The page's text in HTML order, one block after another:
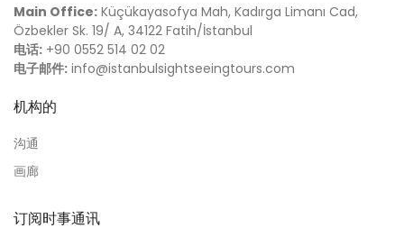
Main Office: Küçükayasofya Mah, Kadırga Limanı Cad,
Özbekler Sk. 19/ A, 34122 Fatih/İstanbul
电话: +90 0552 514 02 02
电子邮件: info@istanbulsightseeingtours.com
机构的
沟通
画廊
订阅时事通讯